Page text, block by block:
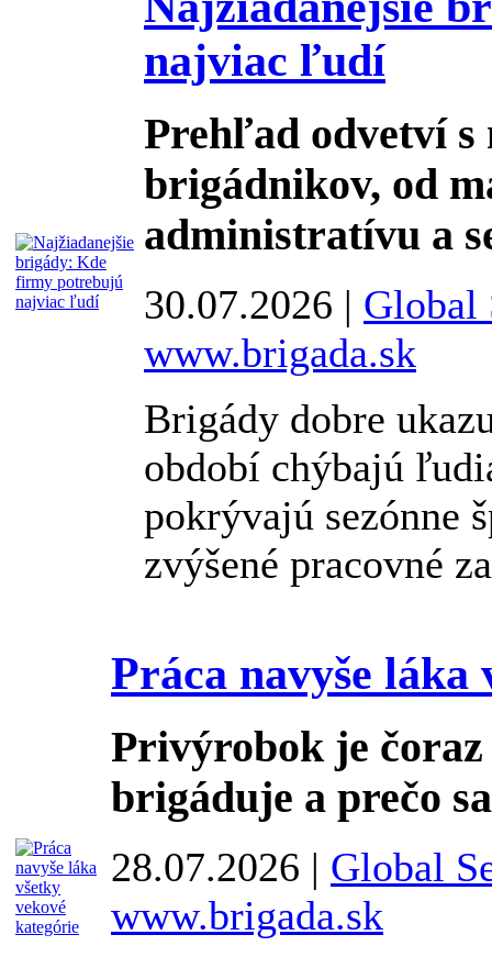
najviac ľudí
Prehľad odvetví s
brigádnikov, od
administratívu a
30.07.2026 | Global
www.brigada.sk
Brigády dobre
období chýbajú
pokrývajú sezónne
zvýšené pracovné
Práca navyše láka
Privýrobok je čoraz
brigáduje a prečo
28.07.2026 | Global
www.brigada.sk